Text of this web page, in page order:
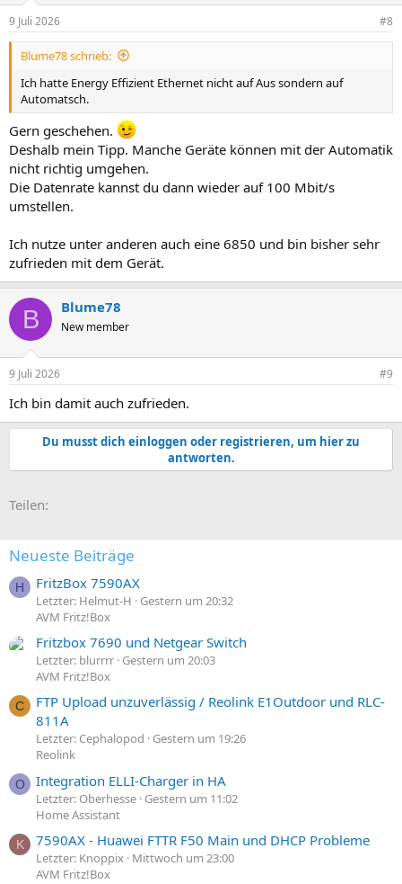
9 Juli 2026 #8
Blume78 schrieb:
Ich hatte Energy Effizient Ethernet nicht auf Aus sondern auf
Automatsch.
Gern geschehen.
Deshalb mein Tipp. Manche Geräte können mit der Automatik
nicht richtig umgehen.
Die Datenrate kannst du dann wieder auf 100 Mbit/s
umstellen.
Ich nutze unter anderen auch eine 6850 und bin bisher sehr
zufrieden mit dem Gerät.
B Blume78
New member
9 Juli 2026 #9
Ich bin damit auch zufrieden.
Du musst dich einloggen oder registrieren, um hier zu
antworten.
Teilen:
Neueste Beiträge
H FritzBox 7590AX
Letzter: Helmut-H
Gestern um 20:32
AVM Fritz!Box
Fritzbox 7690 und Netgear Switch
Letzter: blurrrr Gestern um 20:03
AVM Fritz!Box
C
FTP Upload unzuverlässig / Reolink E1Outdoor und RLC-
811A
Letzter: Cephalopod
Gestern um 19:26
Reolink
O Integration ELLI-Charger in HA
Letzter: Oberhesse Gestern um 11:02
Home Assistant
K 7590AX - Huawei FTTR F50 Main und DHCP Probleme
Letzter: Knoppix Mittwoch um 23:00
AVM Fritz!Box